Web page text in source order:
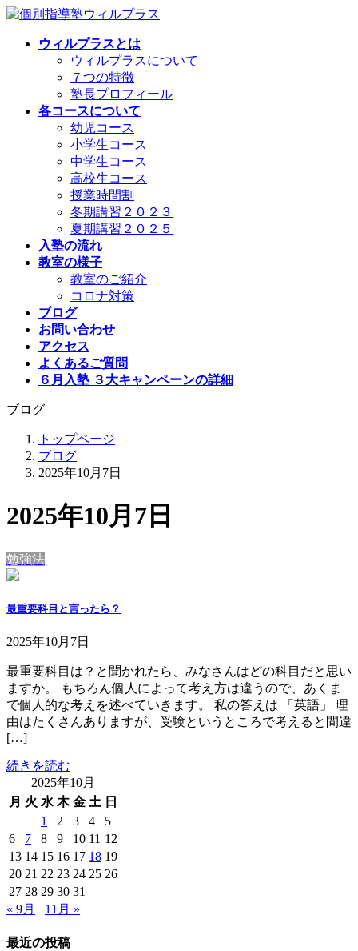
コ
ナ
ウィルプラスとは
ウィルプラスについて
７つの特徴
塾長プロフィール
各コースについて
幼児コース
小学生コース
中学生コース
高校生コース
授業時間割
冬期講習２０２３
夏期講習２０２５
入塾の流れ
教室の様子
教室のご紹介
コロナ対策
ブログ
お問い合わせ
アクセス
よくあるご質問
６月入塾 ３大キャンペーンの詳細
ブログ
トップページ
ブログ
2025年10月7日
2025年10月7日
勉強法
最重要科目と言ったら？
2025年10月7日
最重要科目は？と聞かれたら、みなさんはどの科目だと思い
ますか。 もちろん個人によって考え方は違うので、あくま
で個人的な考えを述べていきます。 私の答えは 「英語」 理
由はたくさんありますが、受験というところで考えると間違
[…]
続きを読む
2025年10月
月 火 水 木 金 土 日
1
2 3 4
5
6
7 8 9 10 11 12
13 14 15 16 17 18 19
20 21 22 23 24 25 26
27 28 29 30 31
« 9月
11月 »
最近の投稿